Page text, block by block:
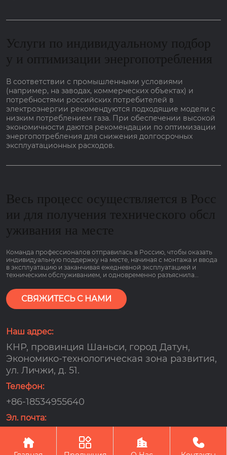
Услуги по индивидуальному подбор
у и оптимизации энергопотребления
В соответствии с промышленными условиями
(например, на заводах, коммерческих объектах) и
потребностями российских потребителей в
электроэнергии рекомендуются подходящие модели с
низким потреблением газа. При обеспечении высокой
экономичности даются рекомендации по оптимизации
энергопотребления для снижения долгосрочных
эксплуатационных расходов.
Весь процесс осуществляется в Росс
ии для получения технического обсл
уживания на месте
Команда профессионалов отправилась в Россию, чтобы оказать
индивидуальную поддержку на месте, начиная с монтажа и ввода
в эксплуатацию и заканчивая ежедневной эксплуатацией и
техническим обслуживанием, и одновременно разъяснила
потреблением газа и гарантией сроком на 2 года, чтобы клиенты
могли пользоваться им болеею спокойно.
СВЯЖИТЕСЬ С НАМИ
Наш адрес:
КНР, провинция Шаньси, город Датун,
Экономико-технологическая зона развития,
ул. Личжи, д. 51.
Телефон:
+86-18534955640
Эл. почта:
Авторское право©OOO компания по управлению
энергопотреблением 《оутэсюнь》в городе Датун
   